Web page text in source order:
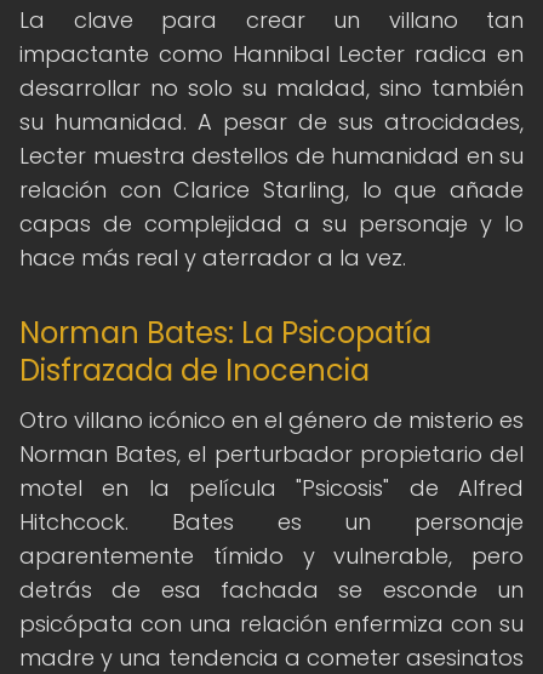
La clave para crear un villano tan
impactante como Hannibal Lecter radica en
desarrollar no solo su maldad, sino también
su humanidad. A pesar de sus atrocidades,
Lecter muestra destellos de humanidad en su
relación con Clarice Starling, lo que añade
capas de complejidad a su personaje y lo
hace más real y aterrador a la vez.
Norman Bates: La Psicopatía
Disfrazada de Inocencia
Otro villano icónico en el género de misterio es
Norman Bates, el perturbador propietario del
motel en la película "Psicosis" de Alfred
Hitchcock. Bates es un personaje
aparentemente tímido y vulnerable, pero
detrás de esa fachada se esconde un
psicópata con una relación enfermiza con su
madre y una tendencia a cometer asesinatos